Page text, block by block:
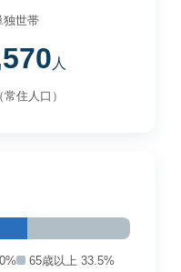
独世帯
人
住人口）
65歳以上 33.5%